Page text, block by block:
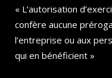
« L’autorisation
confère aucune
l’entreprise ou aux
qui en bénéficient »